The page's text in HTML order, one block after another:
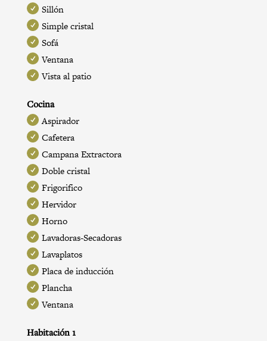
Sillón
Simple cristal
Sofá
Ventana
Vista al patio
Cocina
Aspirador
Cafetera
Campana Extractora
Doble cristal
Frigorifico
Hervidor
Horno
Lavadoras-Secadoras
Lavaplatos
Placa de inducción
Plancha
Ventana
Habitación 1